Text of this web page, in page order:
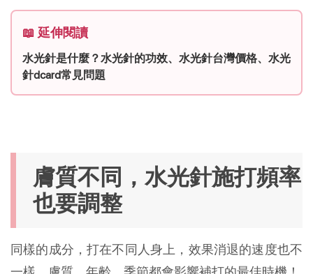
📖 延伸閱讀
水光針是什麼？水光針的功效、水光針台灣價格、水光
針dcard常見問題
膚質不同，水光針施打頻率
也要調整
同樣的成分，打在不同人身上，效果消退的速度也不